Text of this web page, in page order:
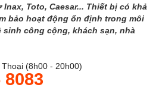
Toto, Caesar... Thiết bị có khả
bảo hoạt động ổn định trong môi
công cộng, khách sạn, nhà
(8h00 - 20h00)
8083